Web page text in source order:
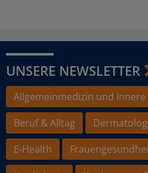
UNSERE NEWSLETTER
Allgemeinmedizin und Innere
Beruf & Alltag
E-Health